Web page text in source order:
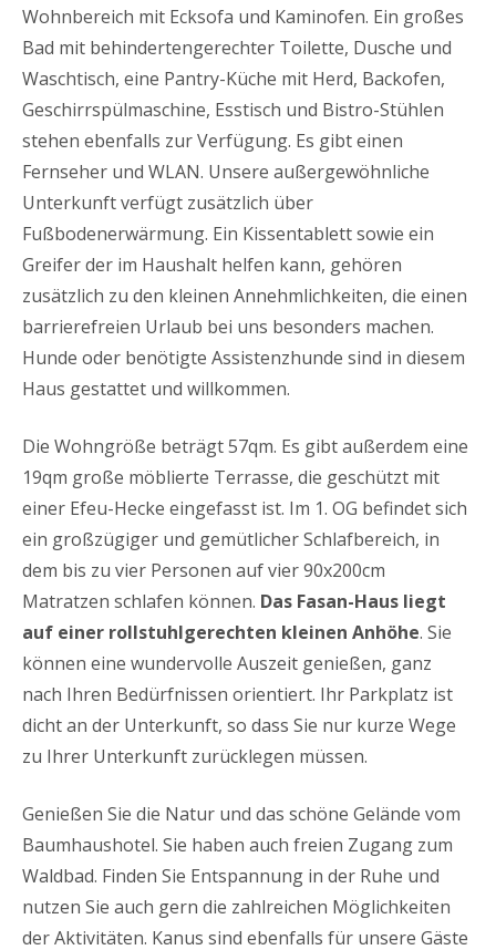
Wohnbereich mit Ecksofa und Kaminofen. Ein großes
Bad mit behindertengerechter Toilette, Dusche und
Waschtisch, eine Pantry-Küche mit Herd, Backofen,
Geschirrspülmaschine, Esstisch und Bistro-Stühlen
stehen ebenfalls zur Verfügung. Es gibt einen
Fernseher und WLAN. Unsere außergewöhnliche
Unterkunft verfügt zusätzlich über
Fußbodenerwärmung. Ein Kissentablett sowie ein
Greifer der im Haushalt helfen kann, gehören
zusätzlich zu den kleinen Annehmlichkeiten, die einen
barrierefreien Urlaub bei uns besonders machen.
Hunde oder benötigte Assistenzhunde sind in diesem
Haus gestattet und willkommen.
Die Wohngröße beträgt 57qm. Es gibt außerdem eine
19qm große möblierte Terrasse, die geschützt mit
einer Efeu-Hecke eingefasst ist. Im 1. OG befindet sich
ein großzügiger und gemütlicher Schlafbereich, in
dem bis zu vier Personen auf vier 90x200cm
Matratzen schlafen können. Das Fasan-Haus liegt
auf einer rollstuhlgerechten kleinen Anhöhe. Sie
können eine wundervolle Auszeit genießen, ganz
nach Ihren Bedürfnissen orientiert. Ihr Parkplatz ist
dicht an der Unterkunft, so dass Sie nur kurze Wege
zu Ihrer Unterkunft zurücklegen müssen.
Genießen Sie die Natur und das schöne Gelände vom
Baumhaushotel. Sie haben auch freien Zugang zum
Waldbad. Finden Sie Entspannung in der Ruhe und
nutzen Sie auch gern die zahlreichen Möglichkeiten
der Aktivitäten. Kanus sind ebenfalls für unsere Gäste